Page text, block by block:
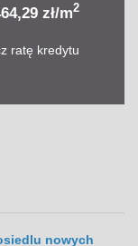
zł/m2
ratę kredytu
nowych